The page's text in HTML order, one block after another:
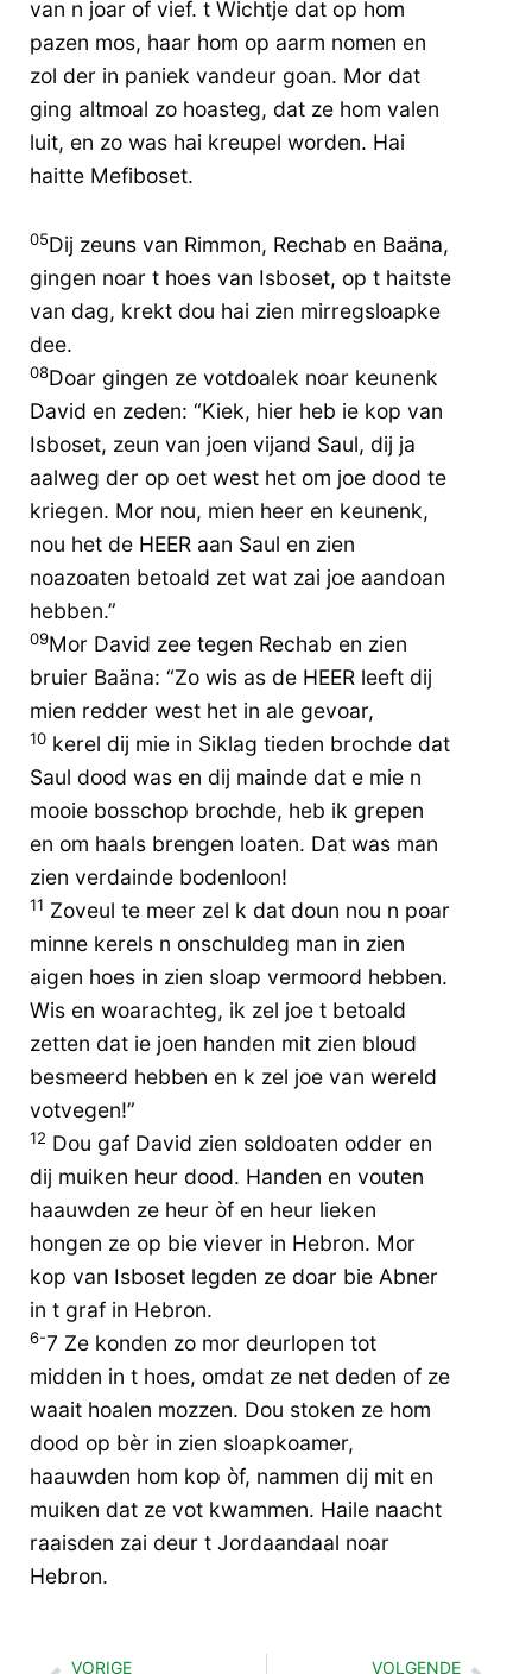
van n joar of vief. t Wichtje dat op hom
pazen mos, haar hom op aarm nomen en
zol der in paniek vandeur goan. Mor dat
ging altmoal zo hoasteg, dat ze hom valen
luit, en zo was hai kreupel worden. Hai
haitte Mefiboset.
05Dij zeuns van Rimmon, Rechab en Baäna,
gingen noar t hoes van Isboset, op t haitste
van dag, krekt dou hai zien mirregsloapke
dee.
08Doar gingen ze votdoalek noar keunenk
David en zeden: “Kiek, hier heb ie kop van
Isboset, zeun van joen vijand Saul, dij ja
aalweg der op oet west het om joe dood te
kriegen. Mor nou, mien heer en keunenk,
nou het de HEER aan Saul en zien
noazoaten betoald zet wat zai joe aandoan
hebben.”
09Mor David zee tegen Rechab en zien
bruier Baäna: “Zo wis as de HEER leeft dij
mien redder west het in ale gevoar,
10 kerel dij mie in Siklag tieden brochde dat
Saul dood was en dij mainde dat e mie n
mooie bosschop brochde, heb ik grepen
en om haals brengen loaten. Dat was man
zien verdainde bodenloon!
11 Zoveul te meer zel k dat doun nou n poar
minne kerels n onschuldeg man in zien
aigen hoes in zien sloap vermoord hebben.
Wis en woarachteg, ik zel joe t betoald
zetten dat ie joen handen mit zien bloud
besmeerd hebben en k zel joe van wereld
votvegen!”
12 Dou gaf David zien soldoaten odder en
dij muiken heur dood. Handen en vouten
haauwden ze heur òf en heur lieken
hongen ze op bie viever in Hebron. Mor
kop van Isboset legden ze doar bie Abner
in t graf in Hebron.
6-7 Ze konden zo mor deurlopen tot
midden in t hoes, omdat ze net deden of ze
waait hoalen mozzen. Dou stoken ze hom
dood op bèr in zien sloapkoamer,
haauwden hom kop òf, nammen dij mit en
muiken dat ze vot kwammen. Haile naacht
raaisden zai deur t Jordaandaal noar
Hebron.
VORIGE VOLGENDE